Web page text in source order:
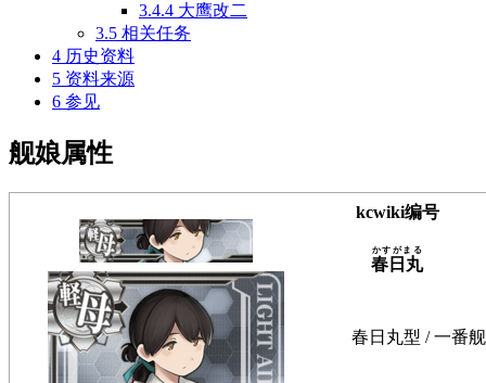
3.4.4 大鹰改二
3.5 相关任务
4 历史资料
5 资料来源
6 参见
舰娘属性
kcwiki编号
春日丸
かすがまる
春日丸型 / 一番